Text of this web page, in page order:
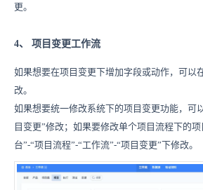
更。
4、 项目变更工作流
如果想要在项目变更下增加字段或动作，可以
改。
如果想要统一修改系统下的项目变更功能，可
目变更”修改；如果要修改单个项目流程下的
台”-“项目流程”-“工作流”-“项目变更”下修改。